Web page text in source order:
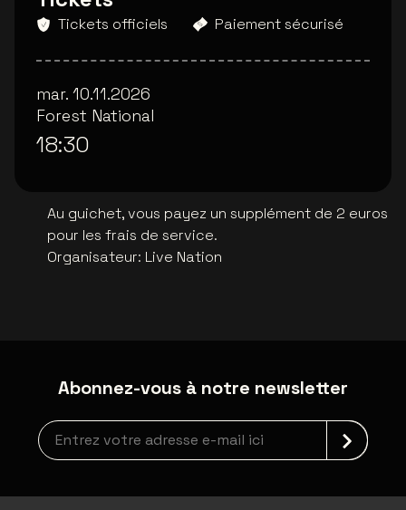
Tickets officiels Paiement sécurisé
mar. 10.11.2026
Forest National
18:30
Au guichet, vous payez un supplément de 2 euros
pour les frais de service.
Organisateur: Live Nation
Abonnez-vous à notre newsletter
Inscription à la newsletter